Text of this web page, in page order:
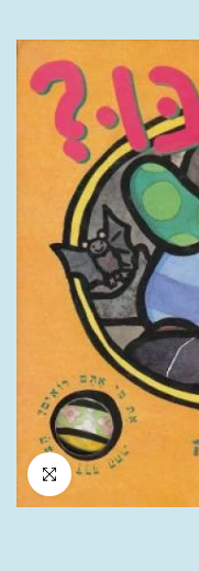
לחץ להגדלה